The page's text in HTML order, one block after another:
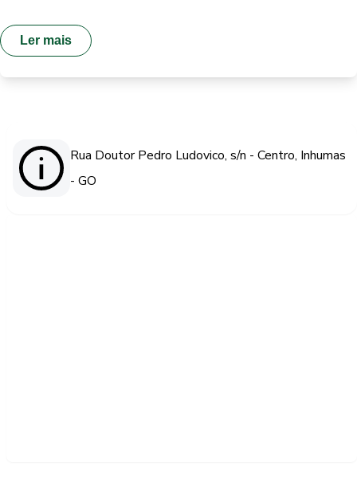
Ler mais
Rua Doutor Pedro Ludovico, s/n - Centro, Inhumas
- GO